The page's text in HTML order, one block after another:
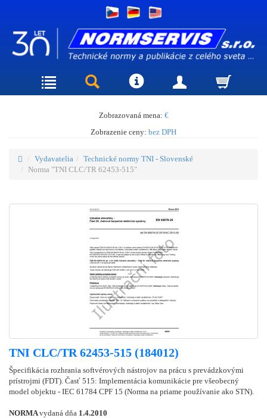
Zobrazovaná mena: €
Zobrazenie ceny: bez DPH
Vydavatelia
Technické normy TNI - Slovenské
Norma "TNI CLC/TR 62453-515"
TNI CLC/TR 62453-515 (184012)
Špecifikácia rozhrania softvérových nástrojov na prácu s prevádzkovými
prístrojmi (FDT). Časť 515: Implementácia komunikácie pre všeobecný
model objektu - IEC 61784 CPF 15 (Norma na priame používanie ako STN).
NORMAvydaná dňa 1.4.2010